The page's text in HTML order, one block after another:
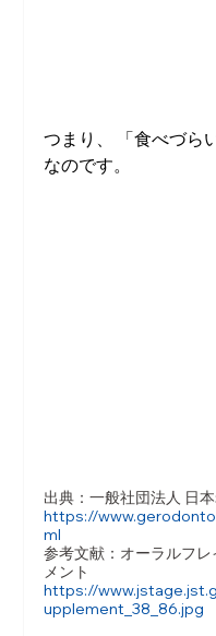
つまり、 「食べづら
なのです。
出典：一般社団法人 日
https://
ml
参考文献：オーラルフ
メント
https://
upplement_38_86.jpg